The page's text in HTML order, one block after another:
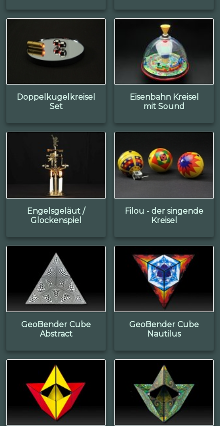
Doppelkugelkreisel
Set
Eisenbahn Kreisel
mit Sound
Engelsgeläut /
Glockenspiel
Filou - der singende
Kreisel
GeoBender Cube
Abstract
GeoBender Cube
Nautilus